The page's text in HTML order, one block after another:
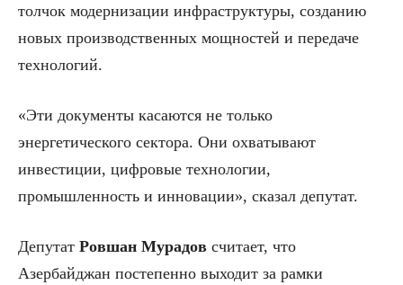
толчок модернизации инфраструктуры, созданию
новых производственных мощностей и передаче
технологий.
«Эти документы касаются не только
энергетического сектора. Они охватывают
инвестиции, цифровые технологии,
промышленность и инновации», сказал депутат.
Депутат Ровшан Мурадов считает, что
Азербайджан постепенно выходит за рамки